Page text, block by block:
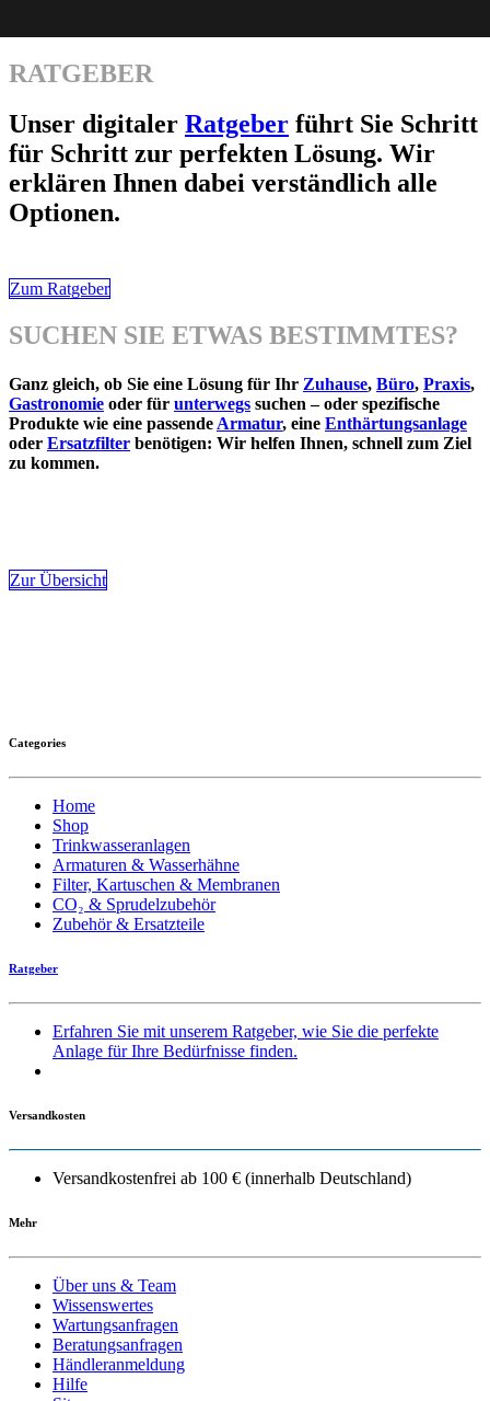
RATGEBER
Unser digitaler Ratgeber führt Sie Schritt
für Schritt zur perfekten Lösung. Wir
erklären Ihnen dabei verständlich alle
Optionen.
Zum Ratgeber
SUCHEN SIE ETWAS BESTIMMTES?
Ganz gleich, ob Sie eine Lösung für Ihr Zuhause, Büro, Praxis,
Gastronomie oder für unterwegs suchen – oder spezifische
Produkte wie eine passende Armatur, eine Enthärtungsanlage
oder Ersatzfilter benötigen: Wir helfen Ihnen, schnell zum Ziel
zu kommen.
Zur Übersicht
Categories
Home
Shop
Trinkwasseranlagen
Armaturen & Wasserhähne
Filter, Kartuschen & Membranen
CO₂ & Sprudelzubehör
Zubehör & Ersatzteile
Ratgeber
Erfahren Sie mit unserem Ratgeber, wie Sie die perfekte
Anlage für Ihre Bedürfnisse finden.
Versandkosten
Versandkostenfrei ab 100 € (innerhalb Deutschland)
Mehr
Über uns & Team
Wissenswertes
Wartungsanfragen
Beratungsanfragen
Händleranmeldung
Hilfe